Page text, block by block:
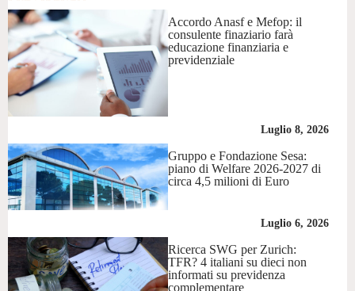
Accordo Anasf e Mefop: il
consulente finaziario farà
educazione finanziaria e
previdenziale
Luglio 8, 2026
Gruppo e Fondazione Sesa:
piano di Welfare 2026-2027 di
circa 4,5 milioni di Euro
Luglio 6, 2026
Ricerca SWG per Zurich:
TFR? 4 italiani su dieci non
informati su previdenza
complementare